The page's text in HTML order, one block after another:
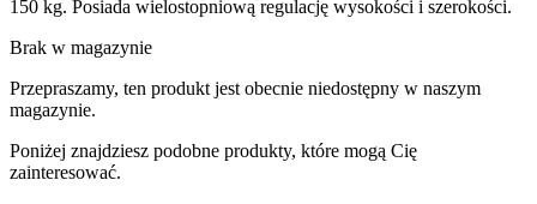
150 kg. Posiada wielostopniową regulację wysokości i szerokości.
Brak w magazynie
Przepraszamy, ten produkt jest obecnie niedostępny w naszym
magazynie.
Poniżej znajdziesz podobne produkty, które mogą Cię
zainteresować.